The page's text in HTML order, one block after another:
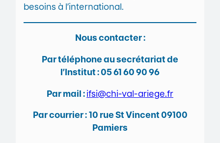
besoins à l’international.
Nous contacter :
Par téléphone au secrétariat de
l’Institut : 05 61 60 90 96
Par mail :ifsi@chi-val-ariege.fr
Par courrier : 10 rue St Vincent 09100
Pamiers